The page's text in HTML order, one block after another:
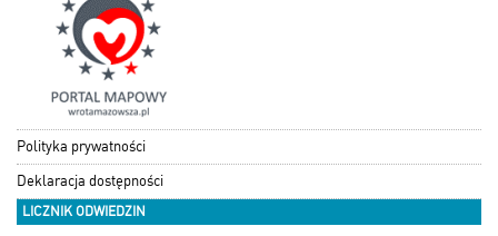
Polityka prywatności
Deklaracja dostępności
LICZNIK ODWIEDZIN